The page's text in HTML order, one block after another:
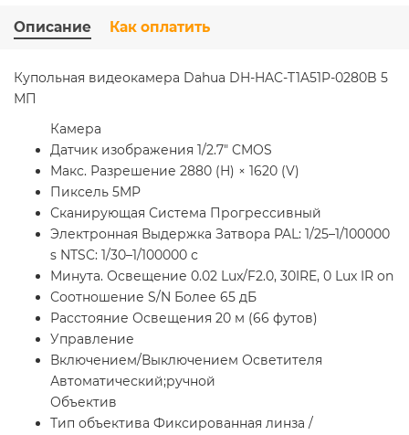
Описание Как оплатить
Купольная видеокамера Dahua DH-HAC-T1A51P-0280B 5
МП
Камера
Датчик изображения 1/2.7" CMOS
Макс. Разрешение 2880 (H) × 1620 (V)
Пиксель 5MP
Сканирующая Система Прогрессивный
Электронная Выдержка Затвора PAL: 1/25–1/100000
s NTSC: 1/30–1/100000 с
Минута. Освещение 0.02 Lux/F2.0, 30IRE, 0 Lux IR on
Соотношение S/N Более 65 дБ
Расстояние Освещения 20 м (66 футов)
Управление
Включением/Выключением Осветителя
Автоматический;ручной
Объектив
Тип объектива Фиксированная линза /